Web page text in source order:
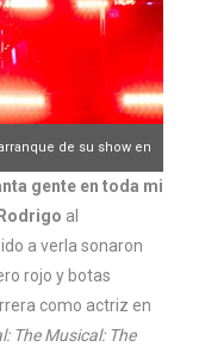
de su show en
gente en toda mi
al
a verla sonaron
rojo y botas
como actriz en
The Musical: The